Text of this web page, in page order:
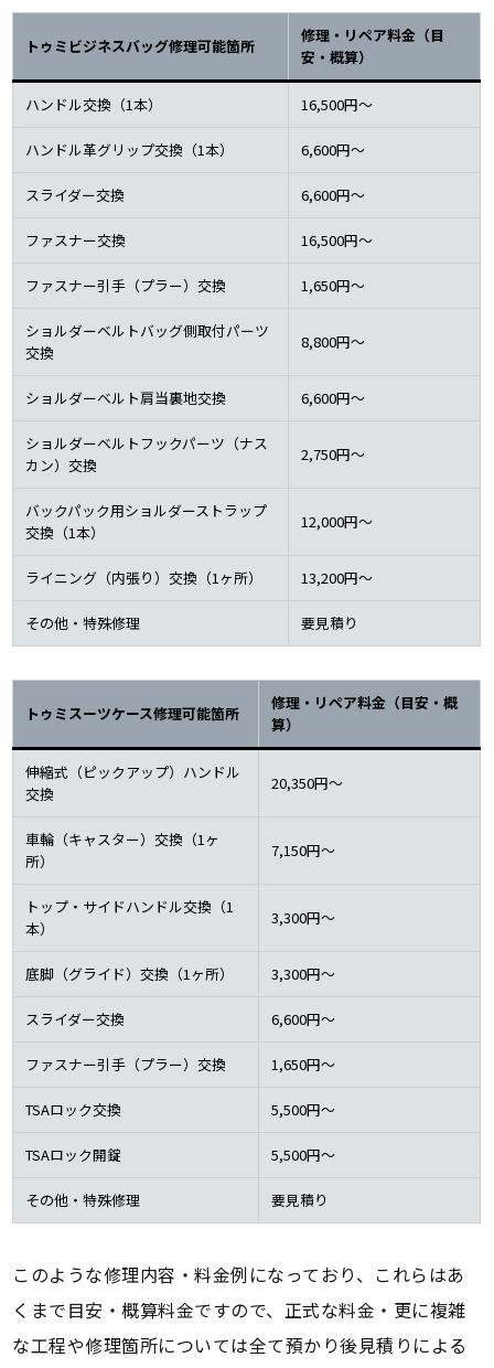
トゥミビジネスバッグ修理可能箇所
修理・リペア料金（目
安・概算）
ハンドル交換（1本） 16,500円～
ハンドル革グリップ交換（1本） 6,600円～
スライダー交換 6,600円～
ファスナー交換 16,500円～
ファスナー引手（プラー）交換 1,650円～
ショルダーベルトバッグ側取付パーツ
交換
8,800円～
ショルダーベルト肩当裏地交換 6,600円～
ショルダーベルトフックパーツ（ナス
カン）交換
2,750円～
バックパック用ショルダーストラップ
交換（1本）
12,000円～
ライニング（内張り）交換（1ヶ所） 13,200円～
その他・特殊修理 要見積り
トゥミスーツケース修理可能箇所
修理・リペア料金（目安・概
算）
伸縮式（ピックアップ）ハンドル
交換
20,350円～
車輪（キャスター）交換（1ヶ
所）
7,150円～
トップ・サイドハンドル交換（1
本）
3,300円～
底脚（グライド）交換（1ヶ所） 3,300円～
スライダー交換 6,600円～
ファスナー引手（プラー）交換 1,650円～
TSAロック交換 5,500円～
TSAロック開錠 5,500円～
その他・特殊修理 要見積り
このような修理内容・料金例になっており、これらはあ
くまで目安・概算料金ですので、正式な料金・更に複雑
な工程や修理箇所については全て預かり後見積りによる